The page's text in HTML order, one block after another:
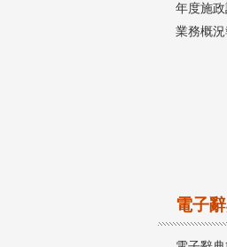
年度施
業務概
電子